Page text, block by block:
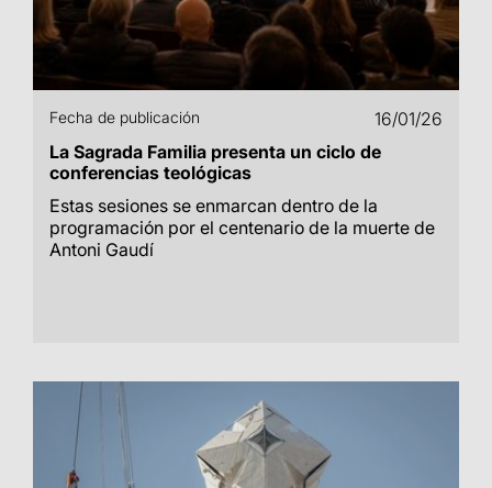
Fecha de publicación
16/01/26
La Sagrada Familia presenta un ciclo de
conferencias teológicas
Estas sesiones se enmarcan dentro de la
programación por el centenario de la muerte de
Antoni Gaudí